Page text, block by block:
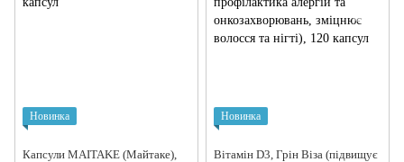
Новинка
Капсули MAITAKE (Майтаке),
Новинка
Вітамін D3, Грін Віза (підвищує